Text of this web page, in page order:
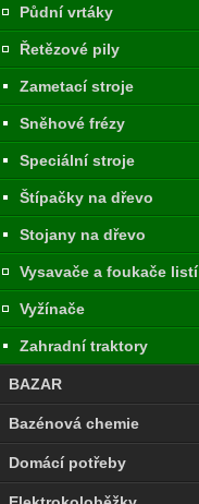
Půdní vrtáky
Řetězové pily
Zametací stroje
Sněhové frézy
Speciální stroje
Štípačky na dřevo
Stojany na dřevo
Vysavače a foukače listí
Vyžínače
Zahradní traktory
BAZAR
Bazénová chemie
Domácí potřeby